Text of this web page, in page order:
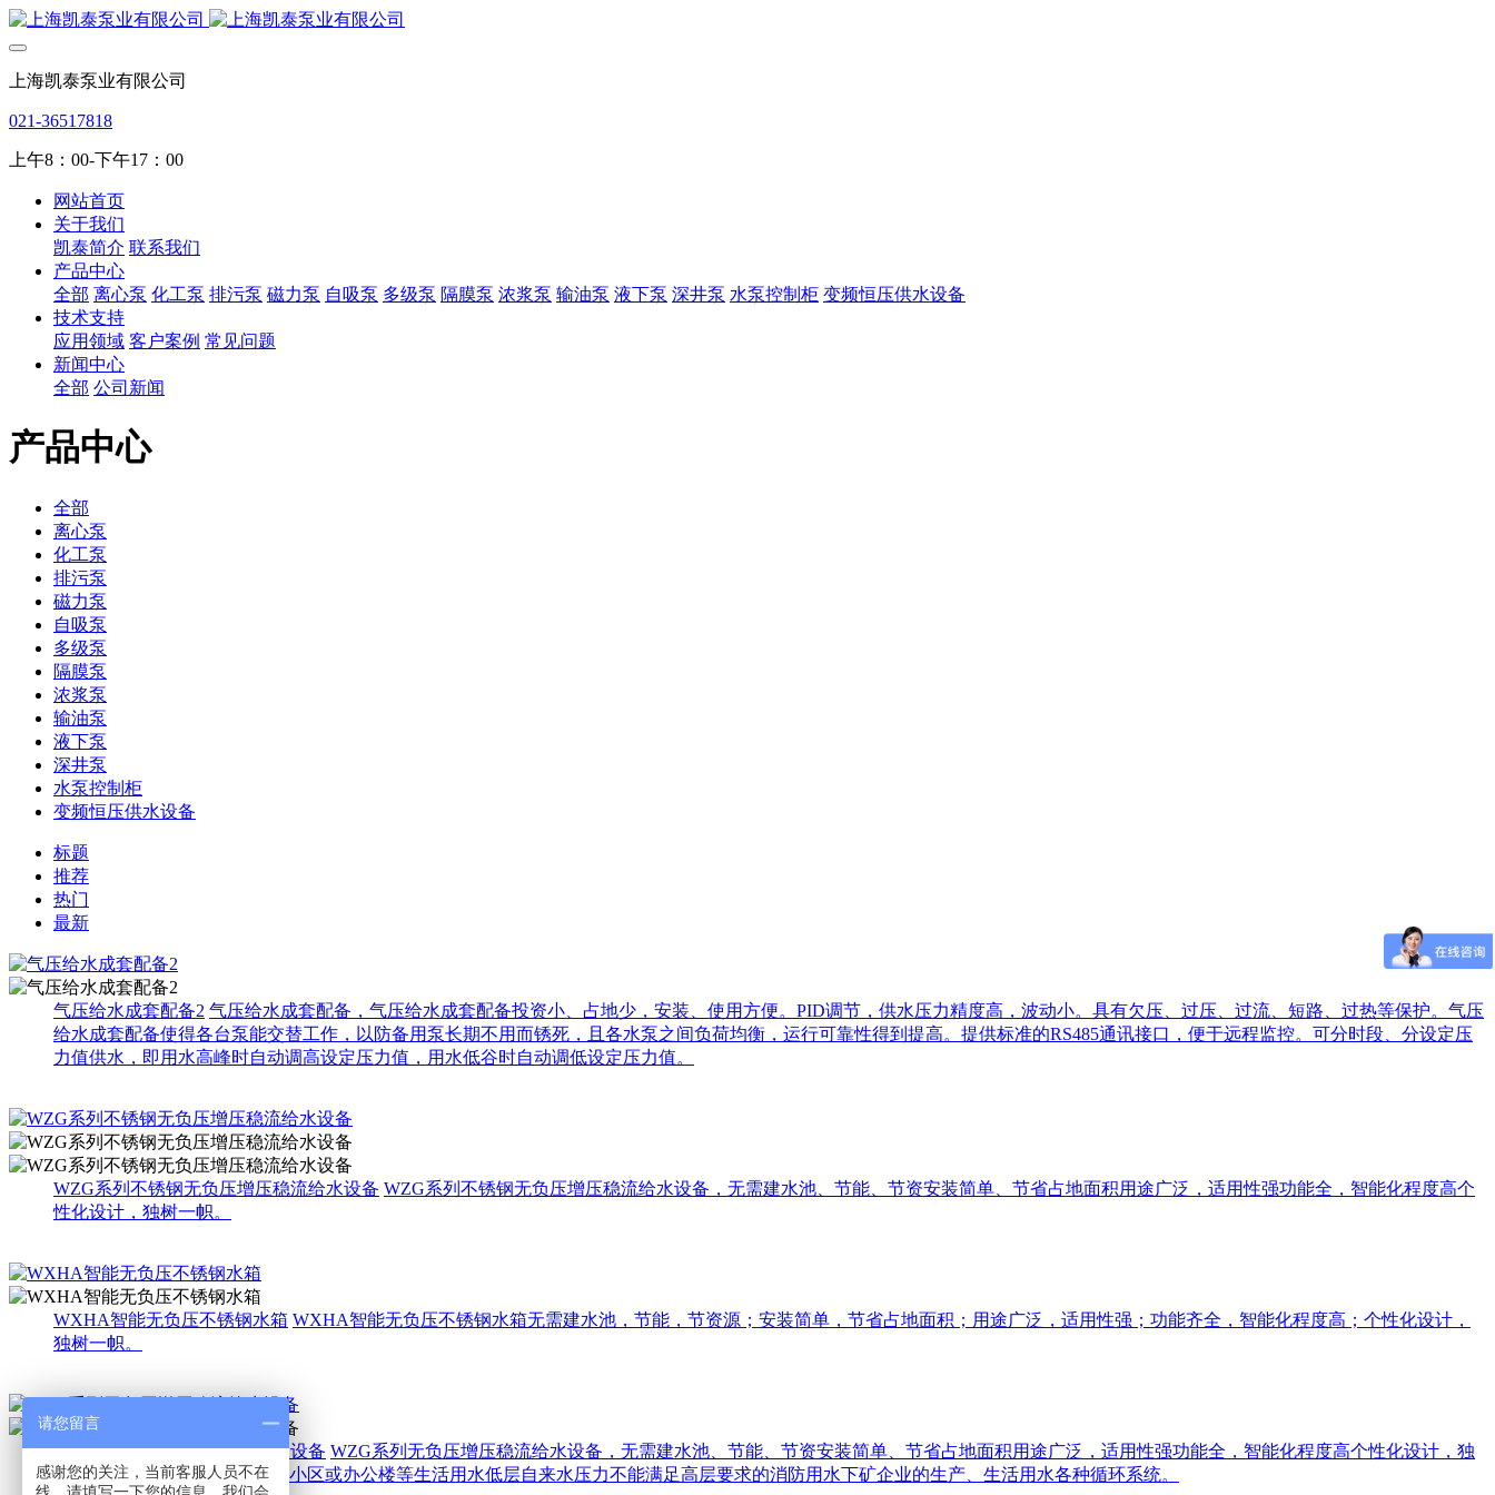
上海凯泰泵业有限公司
021-36517818
上午8：00-下午17：00
网站首页
关于我们
凯泰简介 联系我们
产品中心
全部 离心泵 化工泵 排污泵 磁力泵 自吸泵 多级泵 隔膜泵 浓浆泵 输油泵 液下泵 深井泵 水泵控制柜 变频恒压供水设备
技术支持
应用领域 客户案例 常见问题
新闻中心
全部 公司新闻
产品中心
全部
离心泵
化工泵
排污泵
磁力泵
自吸泵
多级泵
隔膜泵
浓浆泵
输油泵
液下泵
深井泵
水泵控制柜
变频恒压供水设备
标题
推荐
热门
最新
气压给水成套配备2 气压给水成套配备，气压给水成套配备投资小、占地少，安装、使用方便。PID调节，供水压力精度高，波动小。具有欠压、过压、过流、短路、过热等保护。气压
给水成套配备使得各台泵能交替工作，以防备用泵长期不用而锈死，且各水泵之间负荷均衡，运行可靠性得到提高。提供标准的RS485通讯接口，便于远程监控。可分时段、分设定压
力值供水，即用水高峰时自动调高设定压力值，用水低谷时自动调低设定压力值。
WZG系列不锈钢无负压增压稳流给水设备 WZG系列不锈钢无负压增压稳流给水设备，无需建水池、节能、节资安装简单、节省占地面积用途广泛，适用性强功能全，智能化程度高个
性化设计，独树一帜。
WXHA智能无负压不锈钢水箱 WXHA智能无负压不锈钢水箱无需建水池，节能，节资源；安装简单，节省占地面积；用途广泛，适用性强；功能齐全，智能化程度高；个性化设计，
独树一帜。
WZG系列无负压增压稳流给水设备 WZG系列无负压增压稳流给水设备，无需建水池、节能、节资安装简单、节省占地面积用途广泛，适用性强功能全，智能化程度高个性化设计，独
树一帜。使用范围 新建的住宅小区或办公楼等生活用水低层自来水压力不能满足高层要求的消防用水下矿企业的生产、生活用水各种循环系统。
请您留言
感谢您的关注，当前客服人员不在